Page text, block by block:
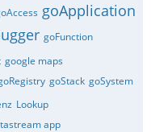
goApplication
goFunction
google maps
goStack goSystem
Lookup
app